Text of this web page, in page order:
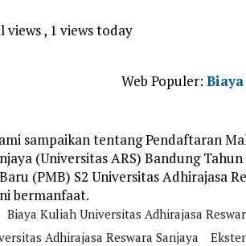
views, 1 views today
Web Populer: Biaya
sampaikan tentang Pendaftaran
(Universitas ARS) Bandung
(PMB) S2 Universitas Adhirajasa
bermanfaat.
Biaya Kuliah Universitas Adhirajasa
Adhirajasa Reswara Sanjaya